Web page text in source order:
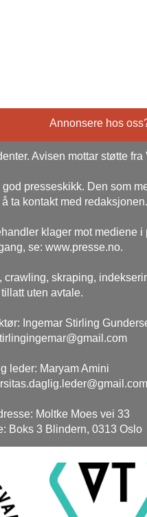
Annonsere hos
Avisen mottar støtte
presseskikk. Den som
ta kontakt med redaksjonen.
klager mot mediene
se: www.presse.no.
skraping,
tillatt uten avtale.
Ingemar Stirling
leder: Maryam Amini
Moltke Moes vei 33
Boks 3 Blindern, 0313 Oslo